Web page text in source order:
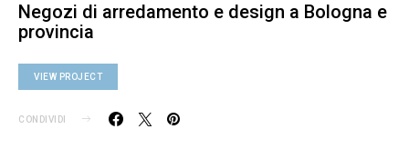
Negozi di arredamento e design a Bologna e
provincia
VIEW PROJECT
CONDIVIDI